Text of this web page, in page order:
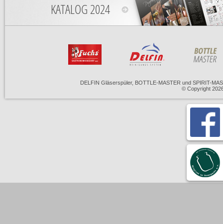
KATALOG 2024
DELFIN Gläserspüler, BOTTLE-MASTER und SPIRIT-
© Copyright